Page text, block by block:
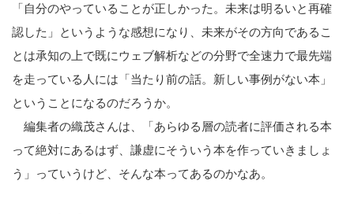
「自分のやっていることが正しかった。未来は明るいと再確
認した」というような感想になり、未来がその方向であるこ
とは承知の上で既にウェブ解析などの分野で全速力で最先端
を走っている人には「当たり前の話。新しい事例がない本」
ということになるのだろうか。
編集者の織茂さんは、「あらゆる層の読者に評価される本
って絶対にあるはず、謙虚にそういう本を作っていきましょ
う」っていうけど、そんな本ってあるのかなあ。
こ
の
サ
イ
ト
を